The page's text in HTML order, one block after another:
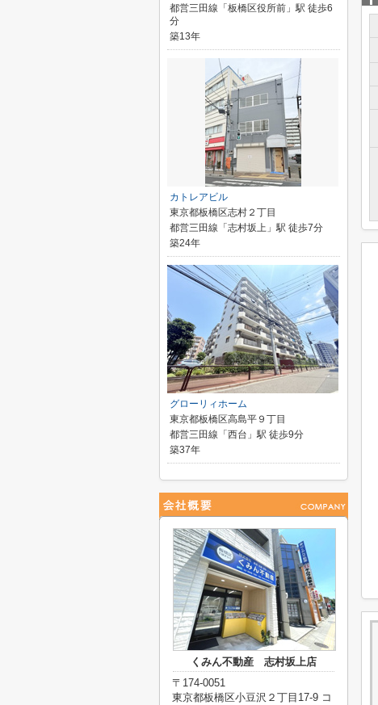
都営三田線「板橋区役所前」駅 徒歩6
分
築13年
カトレアビル
東京都板橋区志村２丁目
都営三田線「志村坂上」駅 徒歩7分
築24年
グローリィホーム
東京都板橋区高島平９丁目
都営三田線「西台」駅 徒歩9分
築37年
くみん不動産 志村坂上店
〒174-0051
東京都板橋区小豆沢２丁目17-9 コ